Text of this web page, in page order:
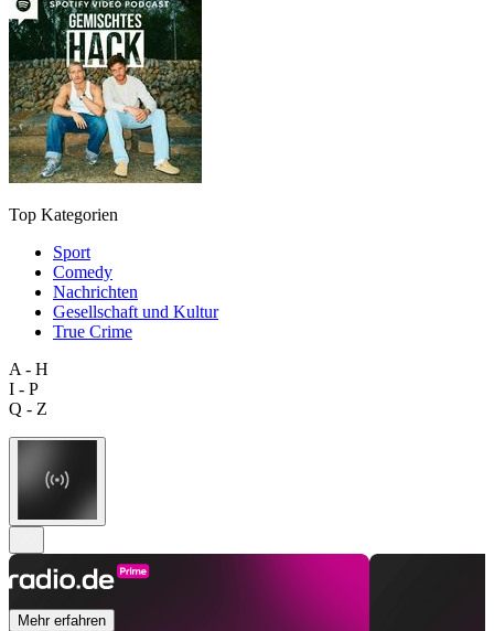
Top Kategorien
Sport
Comedy
Nachrichten
Gesellschaft und Kultur
True Crime
A - H
I - P
Q - Z
Mehr erfahren